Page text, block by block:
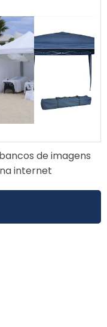
encomendas
de imagens
internet